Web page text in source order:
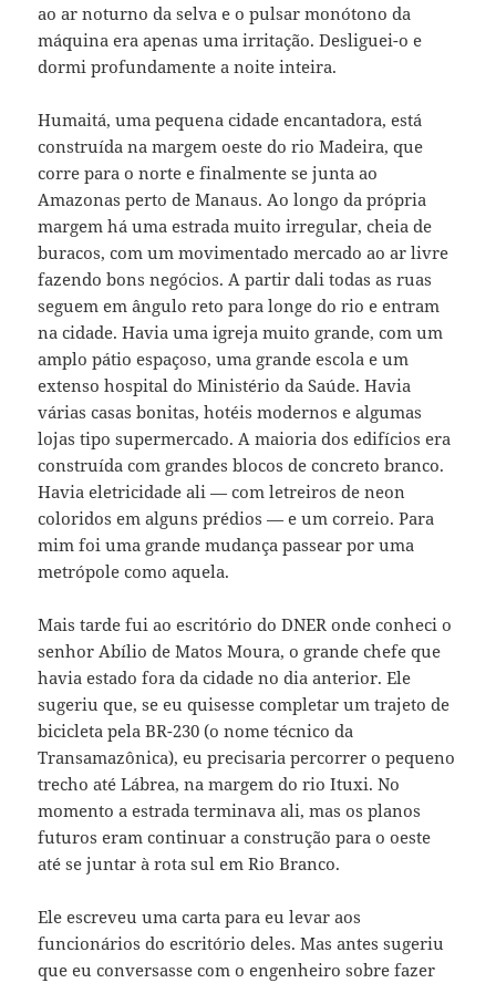
ao ar noturno da selva e o pulsar monótono da
máquina era apenas uma irritação. Desliguei-o e
dormi profundamente a noite inteira.
Humaitá, uma pequena cidade encantadora, está
construída na margem oeste do rio Madeira, que
corre para o norte e finalmente se junta ao
Amazonas perto de Manaus. Ao longo da própria
margem há uma estrada muito irregular, cheia de
buracos, com um movimentado mercado ao ar livre
fazendo bons negócios. A partir dali todas as ruas
seguem em ângulo reto para longe do rio e entram
na cidade. Havia uma igreja muito grande, com um
amplo pátio espaçoso, uma grande escola e um
extenso hospital do Ministério da Saúde. Havia
várias casas bonitas, hotéis modernos e algumas
lojas tipo supermercado. A maioria dos edifícios era
construída com grandes blocos de concreto branco.
Havia eletricidade ali — com letreiros de neon
coloridos em alguns prédios — e um correio. Para
mim foi uma grande mudança passear por uma
metrópole como aquela.
Mais tarde fui ao escritório do DNER onde conheci o
senhor Abílio de Matos Moura, o grande chefe que
havia estado fora da cidade no dia anterior. Ele
sugeriu que, se eu quisesse completar um trajeto de
bicicleta pela BR-230 (o nome técnico da
Transamazônica), eu precisaria percorrer o pequeno
trecho até Lábrea, na margem do rio Ituxi. No
momento a estrada terminava ali, mas os planos
futuros eram continuar a construção para o oeste
até se juntar à rota sul em Rio Branco.
Ele escreveu uma carta para eu levar aos
funcionários do escritório deles. Mas antes sugeriu
que eu conversasse com o engenheiro sobre fazer